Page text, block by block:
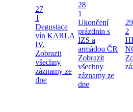
27
1
Degustace
vín KARLA
IV.
Zobrazit
všechny
záznamy ze
dne
28
1
Ukončení
prázdnin s
IZS a
armádou ČR
Zobrazit
všechny
záznamy ze
dne
29
2